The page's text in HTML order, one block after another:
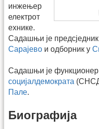
инжењер
електрот
ехнике.
Садашњи је предсједник
Сарајево и одборник у
Садашњи је функционер
социјалдемократа
Пале.
Биографија